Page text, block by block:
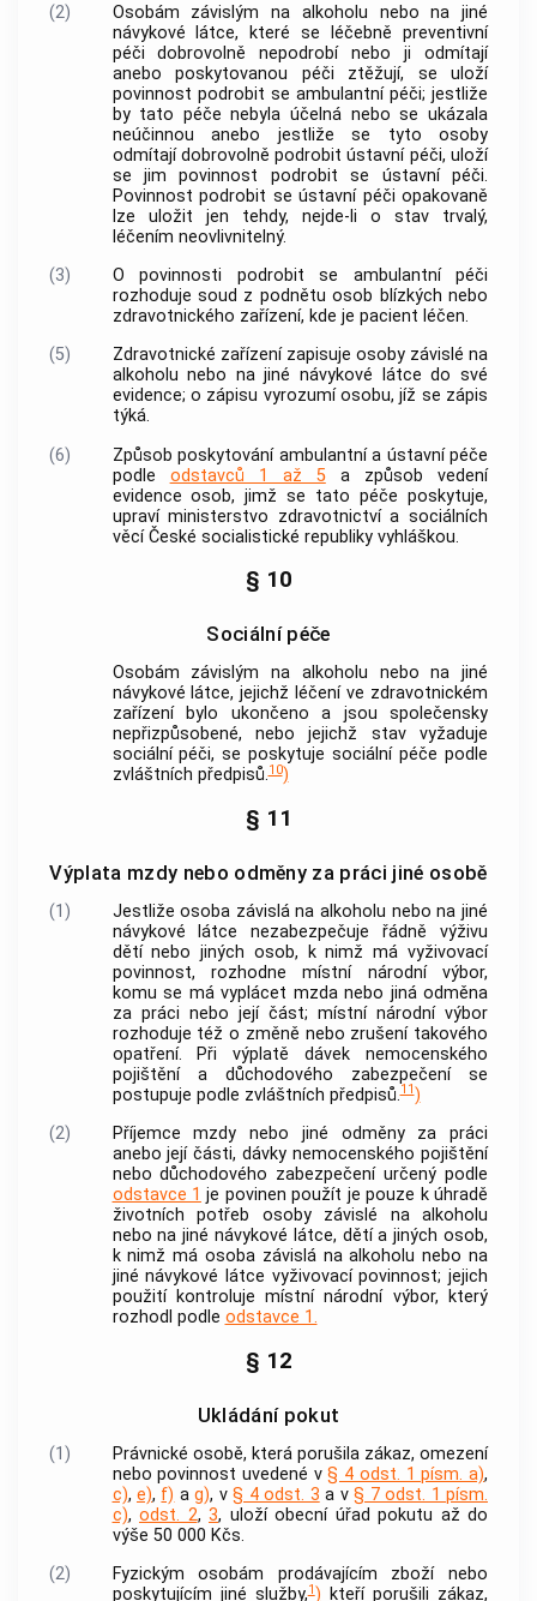
(2)
Osobám závislým na alkoholu nebo na jiné
návykové látce, které se léčebně preventivní
péči dobrovolně nepodrobí nebo ji odmítají
anebo poskytovanou péči ztěžují, se uloží
povinnost podrobit se ambulantní péči; jestliže
by tato péče nebyla účelná nebo se ukázala
neúčinnou anebo jestliže se tyto osoby
odmítají dobrovolně podrobit ústavní péči, uloží
se jim povinnost podrobit se ústavní péči.
Povinnost podrobit se ústavní péči opakovaně
lze uložit jen tehdy, nejde-li o stav trvalý,
léčením neovlivnitelný.
(3)
O povinnosti podrobit se ambulantní péči
rozhoduje soud z podnětu osob blízkých nebo
zdravotnického zařízení, kde je pacient léčen.
(5)
Zdravotnické zařízení zapisuje osoby závislé na
alkoholu nebo na jiné návykové látce do své
evidence; o zápisu vyrozumí osobu, jíž se zápis
týká.
(6)
Způsob poskytování ambulantní a ústavní péče
podle odstavců 1 až 5a způsob vedení
evidence osob, jimž se tato péče poskytuje,
upraví ministerstvo zdravotnictví a sociálních
věcí České socialistické republiky vyhláškou.
§ 10
Sociální péče
Osobám závislým na alkoholu nebo na jiné
návykové látce, jejichž léčení ve zdravotnickém
zařízení bylo ukončeno a jsou společensky
nepřizpůsobené, nebo jejichž stav vyžaduje
sociální péči, se poskytuje sociální péče podle
zvláštních předpisů.10)
§ 11
Výplata mzdy nebo odměny za práci jiné osobě
(1)
Jestliže osoba závislá na alkoholu nebo na jiné
návykové látce nezabezpečuje řádně výživu
dětí nebo jiných osob, k nimž má vyživovací
povinnost, rozhodne místní národní výbor,
komu se má vyplácet mzda nebo jiná odměna
za práci nebo její část; místní národní výbor
rozhoduje též o změně nebo zrušení takového
opatření. Při výplatě dávek nemocenského
pojištění a důchodového zabezpečení se
postupuje podle zvláštních předpisů.11)
(2)
Příjemce mzdy nebo jiné odměny za práci
anebo její části, dávky nemocenského pojištění
nebo důchodového zabezpečení určený podle
odstavce 1 je povinen použít je pouze k úhradě
životních potřeb osoby závislé na alkoholu
nebo na jiné návykové látce, dětí a jiných osob,
k nimž má osoba závislá na alkoholu nebo na
jiné návykové látce vyživovací povinnost; jejich
použití kontroluje místní národní výbor, který
rozhodl podle odstavce 1.
§ 12
Ukládání pokut
(1)
Právnické osobě, která porušila zákaz, omezení
nebo povinnost uvedené v§ 4 odst. 1 písm. a),
c), e), f) ag), v§ 4 odst. 3 a v§ 7 odst. 1 písm.
c), odst. 2, 3, uloží obecní úřad pokutu až do
výše 50 000 Kčs.
(2)
Fyzickým osobám prodávajícím zboží nebo
poskytujícím jiné služby,1) kteří porušili zákaz,